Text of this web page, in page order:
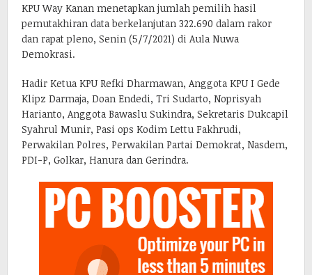
KPU Way Kanan menetapkan jumlah pemilih hasil
pemutakhiran data berkelanjutan 322.690 dalam rakor
dan rapat pleno, Senin (5/7/2021) di Aula Nuwa
Demokrasi.
Hadir Ketua KPU Refki Dharmawan, Anggota KPU I Gede
Klipz Darmaja, Doan Endedi, Tri Sudarto, Noprisyah
Harianto, Anggota Bawaslu Sukindra, Sekretaris Dukcapil
Syahrul Munir, Pasi ops Kodim Lettu Fakhrudi,
Perwakilan Polres, Perwakilan Partai Demokrat, Nasdem,
PDI-P, Golkar, Hanura dan Gerindra.